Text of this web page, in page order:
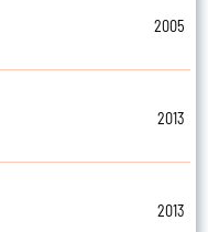
2005
2013
2013